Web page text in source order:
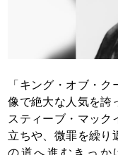
「キング・オブ・
像で絶大な人気を誇
スティーブ・マック
立ちや、微罪を繰り